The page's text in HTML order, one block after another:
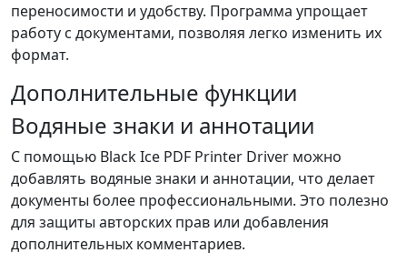
переносимости и удобству. Программа упрощает
работу с документами, позволяя легко изменить их
формат.
Дополнительные функции
Водяные знаки и аннотации
С помощью Black Ice PDF Printer Driver можно
добавлять водяные знаки и аннотации, что делает
документы более профессиональными. Это полезно
для защиты авторских прав или добавления
дополнительных комментариев.